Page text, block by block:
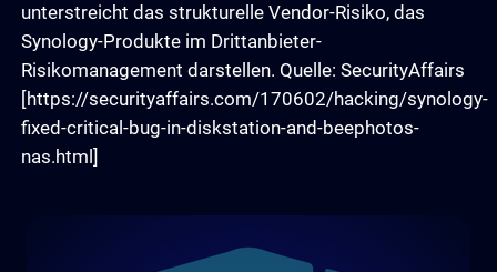
unterstreicht das strukturelle Vendor-Risiko, das
Synology-Produkte im Drittanbieter-
Risikomanagement darstellen. Quelle: SecurityAffairs
[https://securityaffairs.com/170602/hacking/synology-
fixed-critical-bug-in-diskstation-and-beephotos-
nas.html]